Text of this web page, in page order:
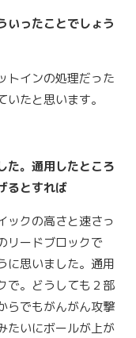
ったことでしょう
トインの処理だった
たと思います。
。通用したところ
るとすれば
ックの高さと速さっ
リードブロックで
に思いました。通用
で。どうしても２部
らでもがんがん攻撃
たいにボールが上が